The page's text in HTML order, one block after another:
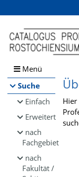
Browsen
direkt zum Inhalt
Menü
Suche
Einfach
Erweitert
nach
Fachgebiet
nach
Fakultät /
Hier